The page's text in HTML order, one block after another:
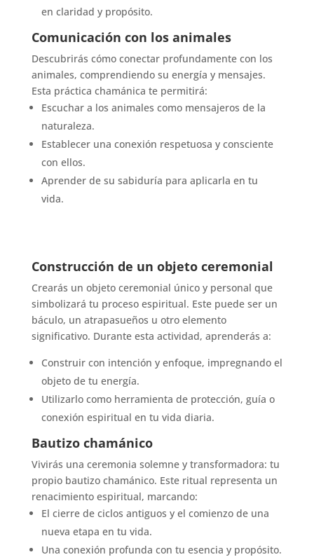
en claridad y propósito.
Comunicación con los animales
Descubrirás cómo conectar profundamente con los
animales, comprendiendo su energía y mensajes.
Esta práctica chamánica te permitirá:
Escuchar a los animales como mensajeros de la
naturaleza.
Establecer una conexión respetuosa y consciente
con ellos.
Aprender de su sabiduría para aplicarla en tu
vida.
Construcción de un objeto ceremonial
Crearás un objeto ceremonial único y personal que
simbolizará tu proceso espiritual. Este puede ser un
báculo, un atrapasueños u otro elemento
significativo. Durante esta actividad, aprenderás a:
Construir con intención y enfoque, impregnando el
objeto de tu energía.
Utilizarlo como herramienta de protección, guía o
conexión espiritual en tu vida diaria.
Bautizo chamánico
Vivirás una ceremonia solemne y transformadora: tu
propio bautizo chamánico. Este ritual representa un
renacimiento espiritual, marcando:
El cierre de ciclos antiguos y el comienzo de una
nueva etapa en tu vida.
Una conexión profunda con tu esencia y propósito.